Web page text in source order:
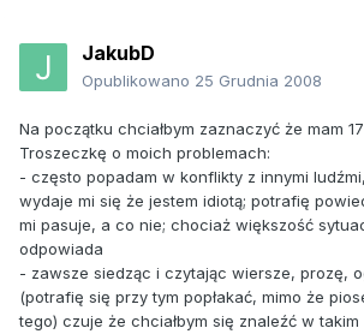
JakubD
Opublikowano 25 Grudnia 2008
Na początku chciałbym zaznaczyć że mam
Troszeczkę o moich problemach:
- często popadam w konflikty z innymi
wydaje mi się że jestem idiotą; potrafię
mi pasuje, a co nie; chociaż większość
odpowiada
- zawsze siedząc i czytając wiersze, prozę,
(potrafię się przy tym popłakać, mimo że
tego) czuje że chciałbym się znaleźć w takim